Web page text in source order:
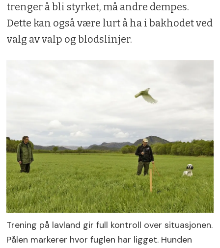
trenger å bli styrket, må andre dempes.
Dette kan også være lurt å ha i bakhodet ved
valg av valp og blodslinjer.
Trening på lavland gir full kontroll over situasjonen.
Pålen markerer hvor fuglen har ligget. Hunden